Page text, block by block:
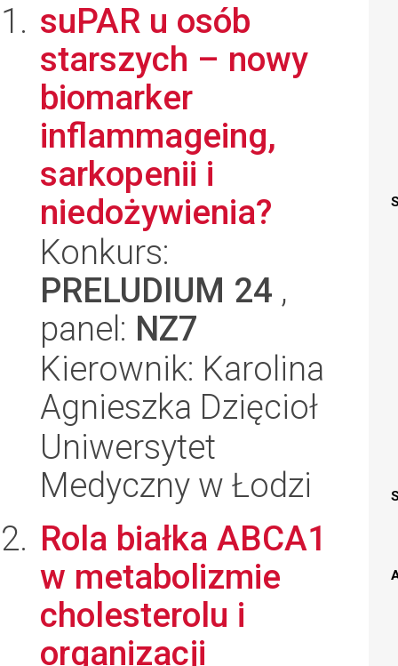
suPAR u osób
starszych – nowy
biomarker
inflammageing,
sarkopenii i
niedożywienia?
Konkurs:
PRELUDIUM 24 ,
panel: NZ7
Kierownik: Karolina
Agnieszka Dzięcioł
Uniwersytet
Medyczny w Łodzi
Rola białka ABCA1
w metabolizmie
cholesterolu i
organizacji